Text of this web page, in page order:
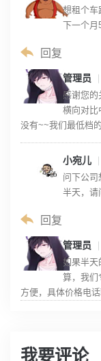
想租个车
下一个月
回复
管理员
感谢您
横向对比
没有~~我们最低档
小宛儿
问下公司
半天，请
回复
管理员
如果半天
算，我们
方便，具体价格电
我要评论